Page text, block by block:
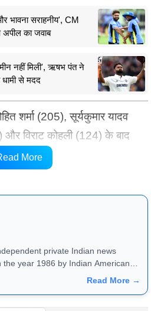
भावना सराहनीय', CM
अपील का जवाब
नहीं मिली', ऋषभ पंत ने
धामी से मदद
शर्मा (205), सूर्यकुमार यादव
और विराट कोहली (124) के बाद
'छक्कों का शतक' लगाने वाले पांचवें
More
private Indian news
year 1986 by Indian American
Abroad News Service" and
Read More →